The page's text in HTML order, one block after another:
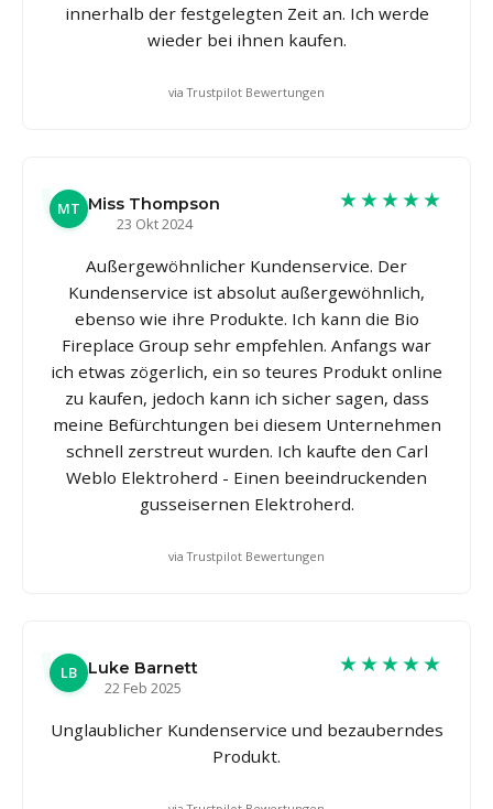
innerhalb der festgelegten Zeit an. Ich werde
wieder bei ihnen kaufen.
via Trustpilot Bewertungen
MT Miss Thompson
23 Okt 2024
★★★★★
Außergewöhnlicher Kundenservice. Der
Kundenservice ist absolut außergewöhnlich,
ebenso wie ihre Produkte. Ich kann die Bio
Fireplace Group sehr empfehlen. Anfangs war
ich etwas zögerlich, ein so teures Produkt online
zu kaufen, jedoch kann ich sicher sagen, dass
meine Befürchtungen bei diesem Unternehmen
schnell zerstreut wurden. Ich kaufte den Carl
Weblo Elektroherd - Einen beeindruckenden
gusseisernen Elektroherd.
via Trustpilot Bewertungen
LB
Luke Barnett
22 Feb 2025
★★★★★
Unglaublicher Kundenservice und bezauberndes
Produkt.